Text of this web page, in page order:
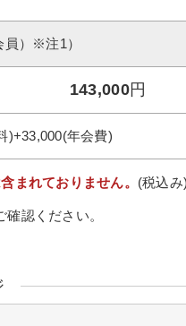
）※注1）
143,000円
)+33,000(年会費)
まれておりません。 (税込み)
認ください。